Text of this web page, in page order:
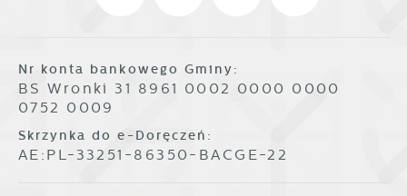
Nr konta bankowego Gminy:
BS Wronki 31 8961 0002 0000 0000
0752 0009
Skrzynka do e-Doręczeń:
AE:PL-33251-86350-BACGE-22